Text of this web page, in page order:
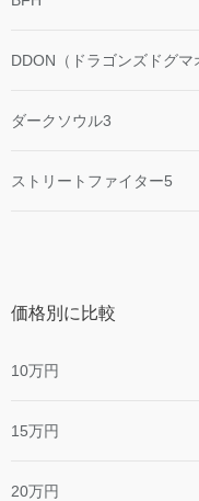
DDON（ドラゴンズドグマ
ダークソウル3
ストリートファイター5
価格別に比較
10万円
15万円
20万円